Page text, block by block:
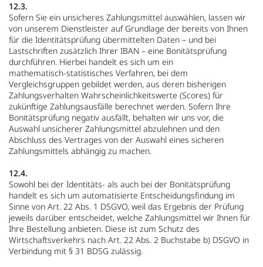
12.3.
Sofern Sie ein unsicheres Zahlungsmittel auswählen, lassen wir
von unserem Dienstleister auf Grundlage der bereits von Ihnen
für die Identitätsprüfung übermittelten Daten – und bei
Lastschriften zusätzlich Ihrer IBAN – eine Bonitätsprüfung
durchführen. Hierbei handelt es sich um ein
mathematisch‑statistisches Verfahren, bei dem
Vergleichsgruppen gebildet werden, aus deren bisherigen
Zahlungsverhalten Wahrscheinlichkeitswerte (Scores) für
zukünftige Zahlungsausfälle berechnet werden. Sofern Ihre
Bonitätsprüfung negativ ausfällt, behalten wir uns vor, die
Auswahl unsicherer Zahlungsmittel abzulehnen und den
Abschluss des Vertrages von der Auswahl eines sicheren
Zahlungsmittels abhängig zu machen.
12.4.
Sowohl bei der Identitäts- als auch bei der Bonitätsprüfung
handelt es sich um automatisierte Entscheidungsfindung im
Sinne von Art. 22 Abs. 1 DSGVO, weil das Ergebnis der Prüfung
jeweils darüber entscheidet, welche Zahlungsmittel wir Ihnen für
Ihre Bestellung anbieten. Diese ist zum Schutz des
Wirtschaftsverkehrs nach Art. 22 Abs. 2 Buchstabe b) DSGVO in
Verbindung mit § 31 BDSG zulässig.